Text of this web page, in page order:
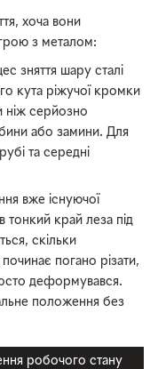
хоча вони
з металом:
зняття шару сталі
кута ріжучої кромки
ніж серйозно
або замини. Для
та середні
вже існуючої
тонкий край леза під
скільки
погано різати,
деформувався.
положення без
робочого стану